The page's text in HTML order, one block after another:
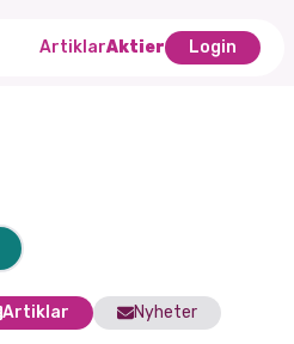
ArtiklarAktier Login
Artiklar Nyheter